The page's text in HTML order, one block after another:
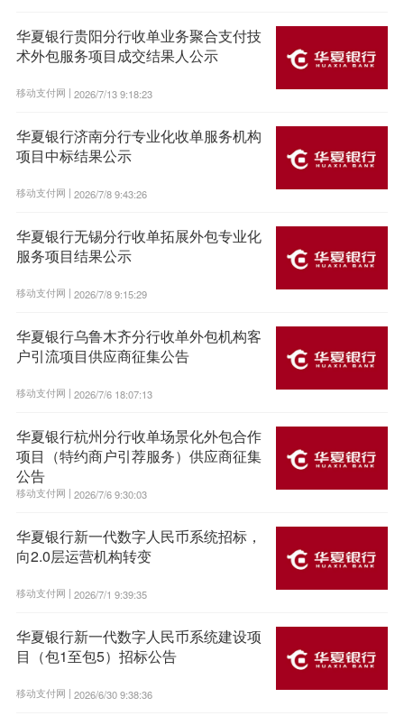
华夏银行贵阳分行收单业务聚合支付技
术外包服务项目成交结果人公示
移动支付网 | 2026/7/13 9:18:23
华夏银行济南分行专业化收单服务机构
项目中标结果公示
移动支付网 | 2026/7/8 9:43:26
华夏银行无锡分行收单拓展外包专业化
服务项目结果公示
移动支付网 | 2026/7/8 9:15:29
华夏银行乌鲁木齐分行收单外包机构客
户引流项目供应商征集公告
移动支付网 | 2026/7/6 18:07:13
华夏银行杭州分行收单场景化外包合作
项目（特约商户引荐服务）供应商征集
公告
移动支付网 | 2026/7/6 9:30:03
华夏银行新一代数字人民币系统招标，
向2.0层运营机构转变
移动支付网 | 2026/7/1 9:39:35
华夏银行新一代数字人民币系统建设项
目（包1至包5）招标公告
移动支付网 | 2026/6/30 9:38:36